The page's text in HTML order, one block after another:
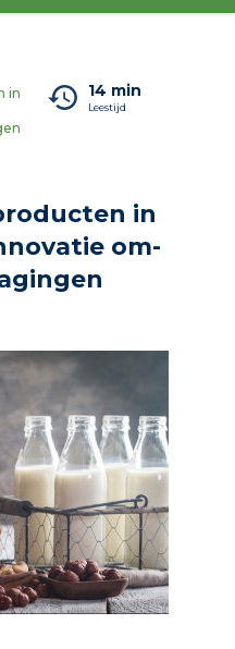
in
14 min
Leestijd
in
om­